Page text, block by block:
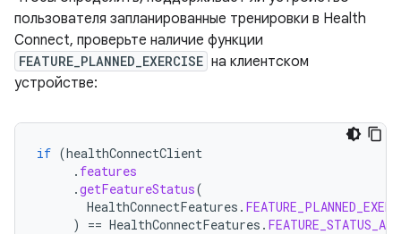
пользователя запланированные тренировки в Health
Connect, проверьте наличие функции
FEATURE_PLANNED_EXERCISE на клиентском
устройстве:
if (healthConnectClient
. features
.getFeatureStatus(
HealthConnectFeatures .
)
== HealthConnectFeatures .